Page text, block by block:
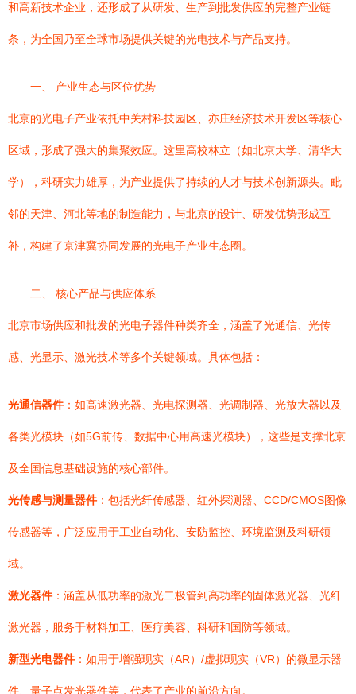
和高新技术企业，还形成了从研发、生产到批发供应的完整产业链
条，为全国乃至全球市场提供关键的光电技术与产品支持。
一、 产业生态与区位优势
北京的光电子产业依托中关村科技园区、亦庄经济技术开发区等核心
区域，形成了强大的集聚效应。这里高校林立（如北京大学、清华大
学），科研实力雄厚，为产业提供了持续的人才与技术创新源头。毗
邻的天津、河北等地的制造能力，与北京的设计、研发优势形成互
补，构建了京津冀协同发展的光电子产业生态圈。
二、 核心产品与供应体系
北京市场供应和批发的光电子器件种类齐全，涵盖了光通信、光传
感、光显示、激光技术等多个关键领域。具体包括：
光通信器件：如高速激光器、光电探测器、光调制器、光放大器以及
各类光模块（如5G前传、数据中心用高速光模块），这些是支撑北京
及全国信息基础设施的核心部件。
光传感与测量器件：包括光纤传感器、红外探测器、CCD/CMOS图像
传感器等，广泛应用于工业自动化、安防监控、环境监测及科研领
域。
激光器件：涵盖从低功率的激光二极管到高功率的固体激光器、光纤
激光器，服务于材料加工、医疗美容、科研和国防等领域。
新型光电器件：如用于增强现实（AR）/虚拟现实（VR）的微显示器
件、量子点发光器件等，代表了产业的前沿方向。